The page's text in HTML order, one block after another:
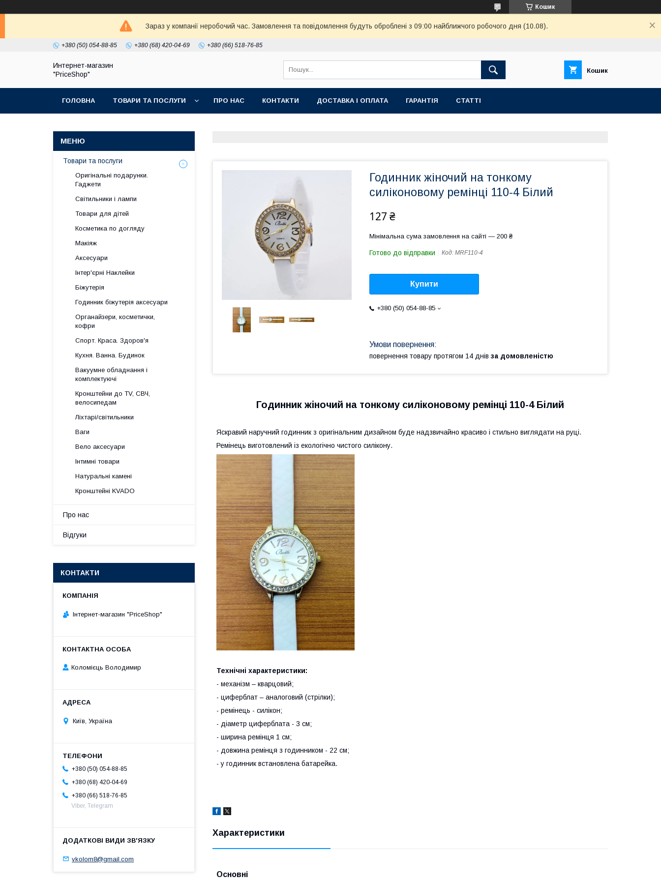
Кошик
Зараз у компанії неробочий час. Замовлення та повідомлення будуть оброблені з 09:00 найближчого робочого дня (10.08).
+380 (50) 054-88-85 +380 (68) 420-04-69 +380 (66) 518-76-85
Интернет-магазин
"PriceShop"
Кошик
ГОЛОВНА ТОВАРИ ТА ПОСЛУГИ ПРО НАС КОНТАКТИ ДОСТАВКА І ОПЛАТА ГАРАНТІЯ СТАТТІ
Годинник жіночий на тонкому
силіконовому ремінці 110-4 Білий
127 ₴
Мінімальна сума замовлення на сайті — 200 ₴
Готово до відправки Код: MRF110-4
Купити
+380 (50) 054-88-85
повернення товару протягом 14 днів за домовленістю
Годинник жіночий на тонкому силіконовому ремінці 110-4 Білий
Яскравий наручний годинник з оригінальним дизайном буде надзвичайно красиво і стильно виглядати на руці.
Ремінець виготовлений із екологічно чистого силікону.
Технічні характеристики:
- механізм – кварцовий;
- циферблат – аналоговий (стрілки);
- ремінець - силікон;
- діаметр циферблата - 3 см;
- ширина ремінця 1 см;
- довжина ремінця з годинником - 22 см;
- у годинник встановлена батарейка.
Характеристики
Основні
Товари та послуги
Оригінальні подарунки.
Гаджети
Світильники і лампи
Товари для дітей
Косметика по догляду
Макіяж
Аксесуари
Інтер'єрні Наклейки
Біжутерія
Годинник біжутерія аксесуари
Органайзери, косметички,
кофри
Спорт. Краса. Здоров'я
Кухня. Ванна. Будинок
Вакуумне обладнання і
комплектуючі
Кронштейни до TV, СВЧ,
велосипедам
Ліхтарі/світильники
Ваги
Вело аксесуари
Інтимні товари
Натуральні камені
Кронштейні KVADO
Про нас
Відгуки
КОНТАКТИ
Інтернет-магазин "PriceShop"
Коломієць Володимир
Київ, Україна
+380 (50) 054-88-85
+380 (68) 420-04-69
+380 (66) 518-76-85
Viber, Telegram
vkolom8@gmail.com